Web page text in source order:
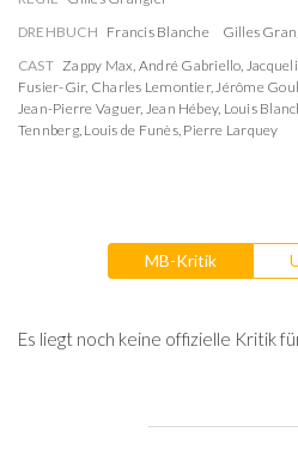
DREHBUCH Francis Blanche
Gilles
CAST Zappy Max, André Gabriello,
Fusier-Gir, Charles Lemontier,Jérôme
Jean-Pierre Vaguer, Jean Hébey, Louis
Tennberg, Louis de Funès, Pierre Larquey
MB-Kritik
Es liegt noch keine offizielle Kritik